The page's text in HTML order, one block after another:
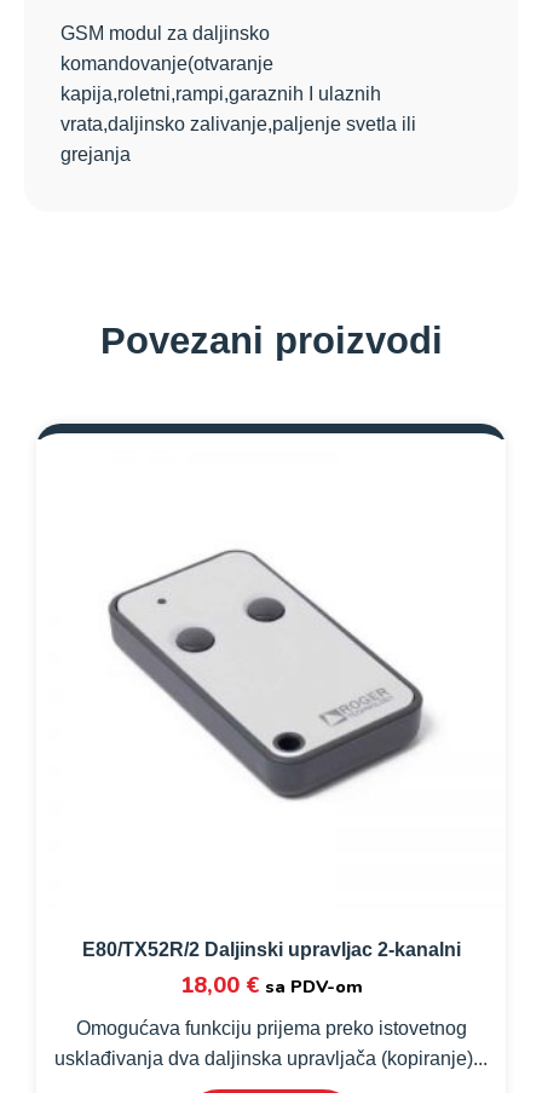
GSM modul za daljinsko
komandovanje(otvaranje
kapija,roletni,rampi,garaznih I ulaznih
vrata,daljinsko zalivanje,paljenje svetla ili
grejanja
Povezani proizvodi
E80/TX52R/2 Daljinski upravljac 2-kanalni
18,00 € sa PDV-om
Omogućava funkciju prijema preko istovetnog
usklađivanja dva daljinska upravljača (kopiranje)...